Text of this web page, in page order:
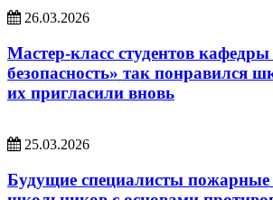
26.03.2026
Мастер-класс студентов
безопасность» так понравился
их пригласили вновь
25.03.2026
Будущие специалисты